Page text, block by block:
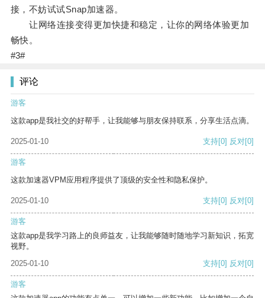
接，不妨试试Snap加速器。
让网络连接变得更加快捷和稳定，让你的网络体验更加
畅快。
#3#
评论
游客
这款app是我社交的好帮手，让我能够与朋友保持联系，分享生活点滴。
2025-01-10 支持[0] 反对[0]
游客
这款加速器VPM应用程序提供了顶级的安全性和隐私保护。
2025-01-10 支持[0] 反对[0]
游客
这款app是我学习路上的良师益友，让我能够随时随地学习新知识，拓宽
视野。
2025-01-10
支持[0] 反对[0]
游客